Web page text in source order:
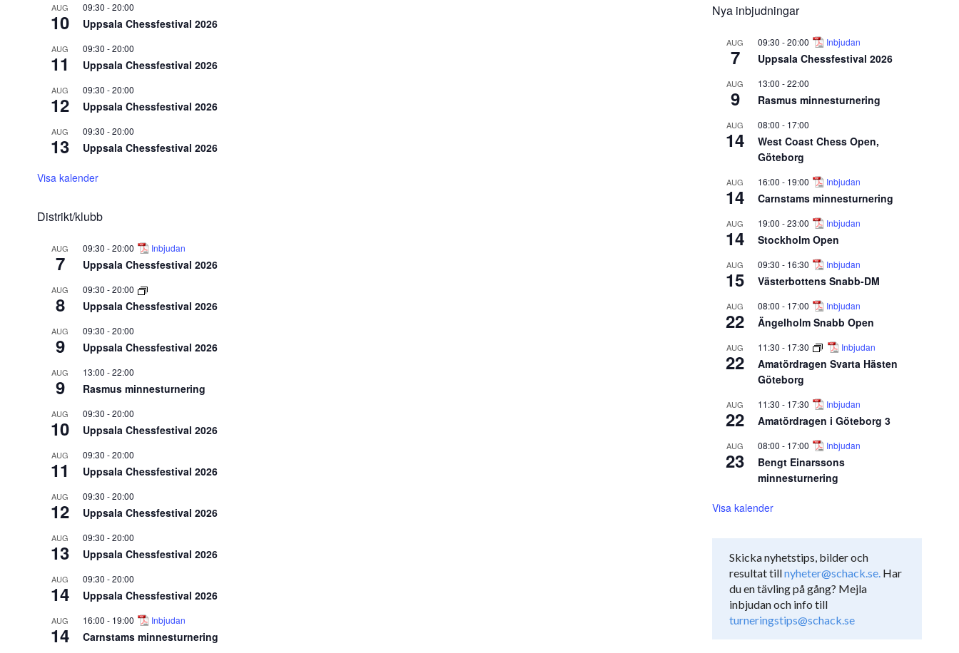
AUG
10
09:30 -20:00
Uppsala Chessfestival 2026
AUG
11
09:30 -20:00
Uppsala Chessfestival 2026
AUG
12
09:30 -20:00
Uppsala Chessfestival 2026
AUG
13
09:30 -20:00
Uppsala Chessfestival 2026
Visa kalender
Distrikt/klubb
AUG
7
09:30 -20:00 Inbjudan
Uppsala Chessfestival 2026
AUG
8
09:30 -20:00
Uppsala Chessfestival 2026
AUG
9
09:30 -20:00
Uppsala Chessfestival 2026
AUG
9
13:00 -22:00
Rasmus minnesturnering
AUG
10
09:30 -20:00
Uppsala Chessfestival 2026
AUG
11
09:30 -20:00
Uppsala Chessfestival 2026
AUG
12
09:30 -20:00
Uppsala Chessfestival 2026
AUG
13
09:30 -20:00
Uppsala Chessfestival 2026
AUG
14
09:30 -20:00
Uppsala Chessfestival 2026
AUG
14
16:00 - 19:00 Inbjudan
Carnstams minnesturnering
Nya inbjudningar
AUG
7
09:30 -20:00 Inbjudan
Uppsala Chessfestival 2026
AUG
9
13:00 -22:00
Rasmus minnesturnering
AUG
14
08:00 - 17:00
West Coast Chess Open,
Göteborg
AUG
14
16:00 - 19:00 Inbjudan
Carnstams minnesturnering
AUG
14
19:00 -23:00 Inbjudan
Stockholm Open
AUG
15
09:30 - 16:30 Inbjudan
Västerbottens Snabb-DM
AUG
22
08:00 - 17:00 Inbjudan
Ängelholm Snabb Open
AUG
22
11:30 - 17:30 Inbjudan
Amatördragen Svarta Hästen
Göteborg
AUG
22
11:30 - 17:30 Inbjudan
Amatördragen i Göteborg 3
AUG
23
08:00 - 17:00 Inbjudan
Bengt Einarssons
minnesturnering
Visa kalender
Skicka nyhetstips, bilder och
resultat tillnyheter@schack.se. Har
du en tävling på gång? Mejla
inbjudan och info till
turneringstips@schack.se